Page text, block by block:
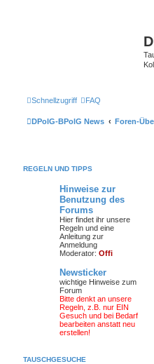
Schnellzugriff FAQ
DPolG-BPolG News Foren-
REGELN UND TIPPS
Hinweise zur
Benutzung des
Forums
Hier findet ihr unsere
Regeln und eine
Anleitung zur
Anmeldung
Moderator: Offi
Newsticker
wichtige Hinweise zum
Forum
Bitte denkt an unsere
Regeln, z.B. nur EIN
Gesuch und bei Bedarf
bearbeiten anstatt neu
erstellen!
TAUSCHGESUCHE